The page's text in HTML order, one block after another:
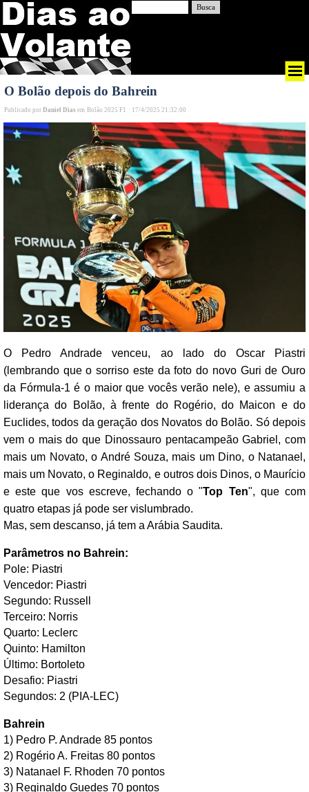
Busca
O Bolão depois do Bahrein
Publicado por Daniel Dias em Bolão 2025 F1 · 17/4/2025 21:32:00
O Pedro Andrade venceu, ao lado do Oscar Piastri
(lembrando que o sorriso este da foto do novo Guri de Ouro
da Fórmula-1 é o maior que vocês verão nele), e assumiu a
liderança do Bolão, à frente do Rogério, do Maicon e do
Euclides, todos da geração dos Novatos do Bolão. Só depois
vem o mais do que Dinossauro pentacampeão Gabriel, com
mais um Novato, o André Souza, mais um Dino, o Natanael,
mais um Novato, o Reginaldo, e outros dois Dinos, o Maurício
e este que vos escreve, fechando o "Top Ten", que com
quatro etapas já pode ser vislumbrado.
Mas, sem descanso, já tem a Arábia Saudita.
Parâmetros no Bahrein:
Pole: Piastri
Vencedor: Piastri
Segundo: Russell
Terceiro: Norris
Quarto: Leclerc
Quinto: Hamilton
Último: Bortoleto
Desafio: Piastri
Segundos: 2 (PIA-LEC)
Bahrein
1) Pedro P. Andrade 85 pontos
2) Rogério A. Freitas 80 pontos
3) Natanael F. Rhoden 70 pontos
3) Reginaldo Guedes 70 pontos